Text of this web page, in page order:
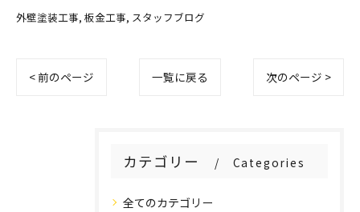
外壁塗装工事 板金工事 スタッフブログ
< 前のページ 一覧に戻る 次のページ >
カテゴリー Categories
全てのカテゴリー